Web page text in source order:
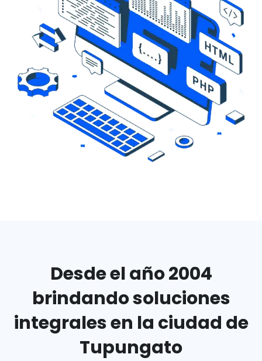
Desde el año 2004
brindandosoluciones
integrales en la ciudad de
Tupungato